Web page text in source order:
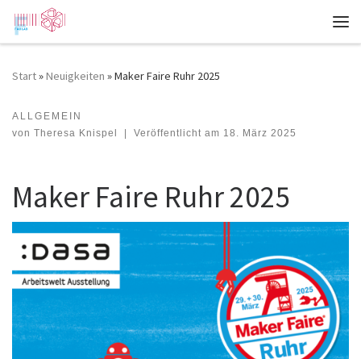
Zum Inhalt springen
Start»Neuigkeiten »Maker Faire Ruhr 2025
ALLGEMEIN
von Theresa Knispel | Veröffentlicht am 18. März 2025
Maker Faire Ruhr 2025